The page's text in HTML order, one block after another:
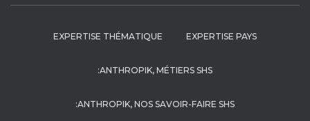
EXPERTISE THÉMATIQUE EXPERTISE PAYS
:ANTHROPIK, MÉTIERS SHS
:ANTHROPIK, NOS SAVOIR-FAIRE SHS